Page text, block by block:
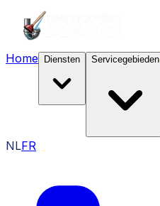
Home Diensten Servicegebieden
NLFR